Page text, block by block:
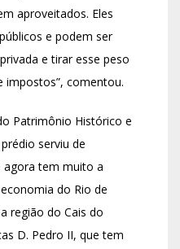
aproveitados. Eles
e podem ser
e tirar esse peso
impostos”, comentou.
Patrimônio Histórico e
serviu de
agora tem muito a
do Rio de
região do Cais do
D. Pedro II, que tem